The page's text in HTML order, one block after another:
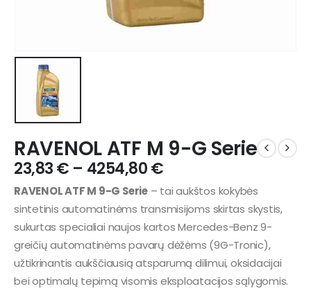
RAVENOL ATF M 9-G Serie
23,83€ – 4254,80€
RAVENOL ATF M 9-G Serie– tai aukštos kokybės
sintetinis automatinėms transmisijoms skirtas skystis,
sukurtas specialiai naujos kartos Mercedes-Benz 9-
greičių automatinėms pavarų dėžėms (9G-Tronic),
užtikrinantis aukščiausią atsparumą dilimui, oksidacijai
bei optimalų tepimą visomis eksploatacijos sąlygomis.